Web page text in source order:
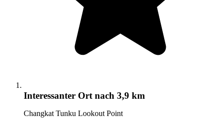
Interessanter Ort nach 3,9 km
Changkat Tunku Lookout Point